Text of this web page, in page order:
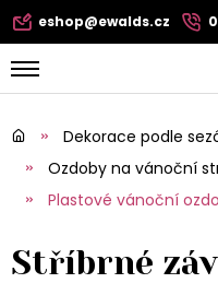
eshop@ewalds.cz
Dekorace podle
Ozdoby na vánoční
Plastové vánoční
Stříbrné